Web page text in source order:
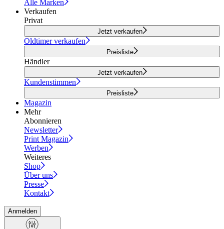
Alle Marken
Verkaufen
Privat
Jetzt verkaufen
Oldtimer verkaufen
Preisliste
Händler
Jetzt verkaufen
Kundenstimmen
Preisliste
Magazin
Mehr
Abonnieren
Newsletter
Print Magazin
Werben
Weiteres
Shop
Über uns
Presse
Kontakt
Anmelden